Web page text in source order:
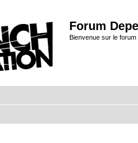
Forum
Bienvenue sur le forum